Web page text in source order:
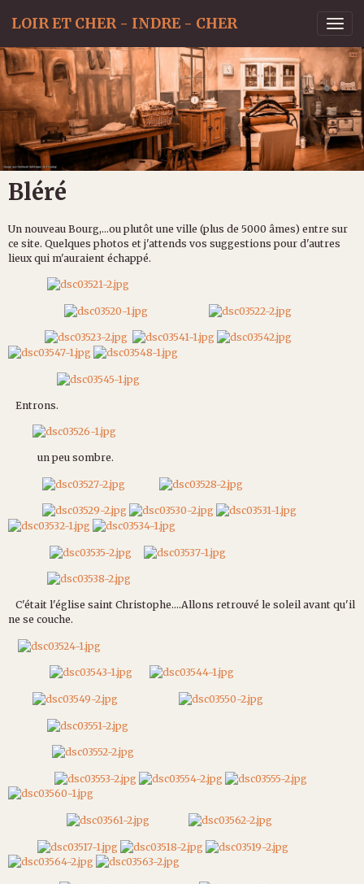
LOIR ET CHER - INDRE - CHER
Bléré
Un nouveau Bourg,...ou plutôt une ville (plus de 5000 âmes) entre sur
ce site. Quelques photos et j'attends vos suggestions pour d'autres
lieux qui m'auraient échappé.
Entrons.
un peu sombre.
C'était l'église saint Christophe....Allons retrouvé le soleil avant qu'il
ne se couche.